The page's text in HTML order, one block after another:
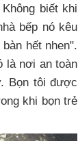
biết khi
bếp nó kêu
hết nhen".
là nơi an toàn
Bọn tôi được
khi bọn trẻ